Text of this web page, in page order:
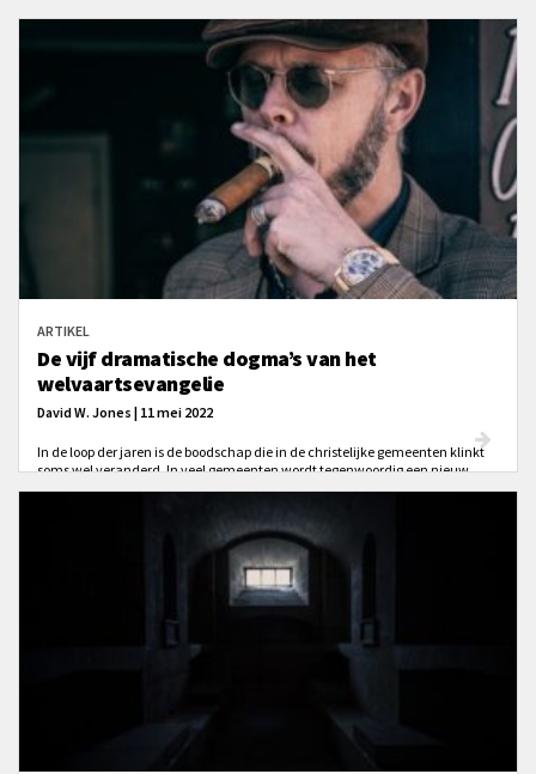
ARTIKEL
De vijf dramatische dogma’s van het
welvaartsevangelie
David W. Jones | 11 mei 2022
In de loop der jaren is de boodschap die in de christelijke gemeenten klinkt
soms wel veranderd. In veel gemeenten wordt tegenwoordig een nieuw
hetzelfde neer. De egocentrische boodschap van het welvaartsevangelie is
kort samengevat dat God wil dat gelovigen gezond, rijk en gelukkig zijn.